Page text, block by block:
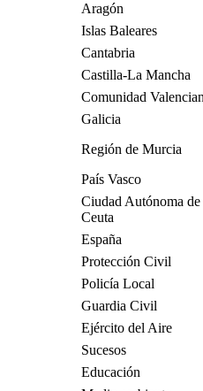
Aragón
Islas Baleares
Cantabria
Castilla-La Mancha
Comunidad
Galicia
Región de Murcia
País Vasco
Ciudad Autónoma de
Ceuta
España
Protección Civil
Policía Local
Guardia Civil
Ejército del Aire
Sucesos
Educación